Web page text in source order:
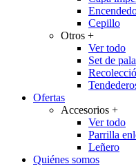
Cepillo
Otros +
Ver todo
Set de
Ofertas
Accesorios +
Ver todo
Parrilla
Leñero
Quiénes somos